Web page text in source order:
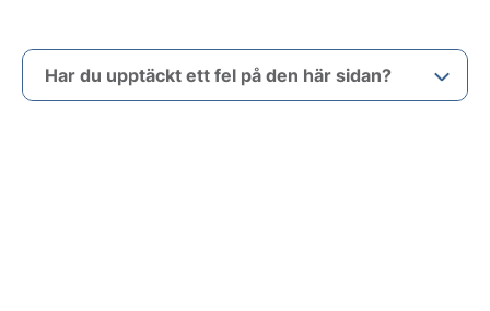
Har du upptäckt ett fel på den här sidan?